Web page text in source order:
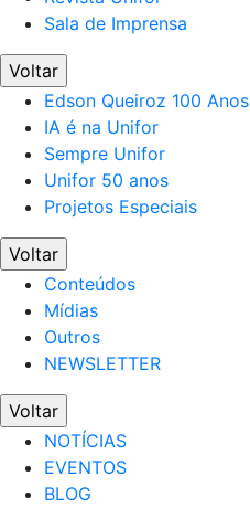
Sala de Imprensa
Voltar
Edson Queiroz 100 Anos
IA é na Unifor
Sempre Unifor
Unifor 50 anos
Projetos Especiais
Voltar
Conteúdos
Mídias
Outros
NEWSLETTER
Voltar
NOTÍCIAS
EVENTOS
BLOG